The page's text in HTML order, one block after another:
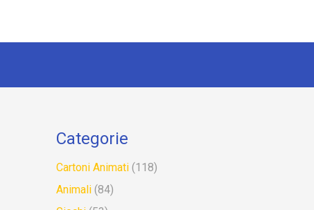
Categorie
Cartoni Animati (118)
Animali (84)